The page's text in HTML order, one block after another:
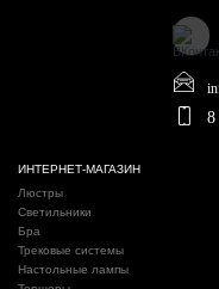
8
ИНТЕРНЕТ-МАГАЗИН
Люстры
Светильники
Бра
Трековые системы
Настольные лампы